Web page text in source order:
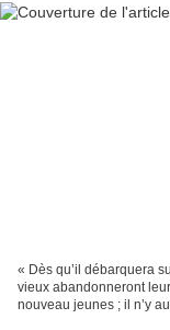
« Dès qu’il débarquera
vieux abandonneront
nouveau jeunes ; il n’y